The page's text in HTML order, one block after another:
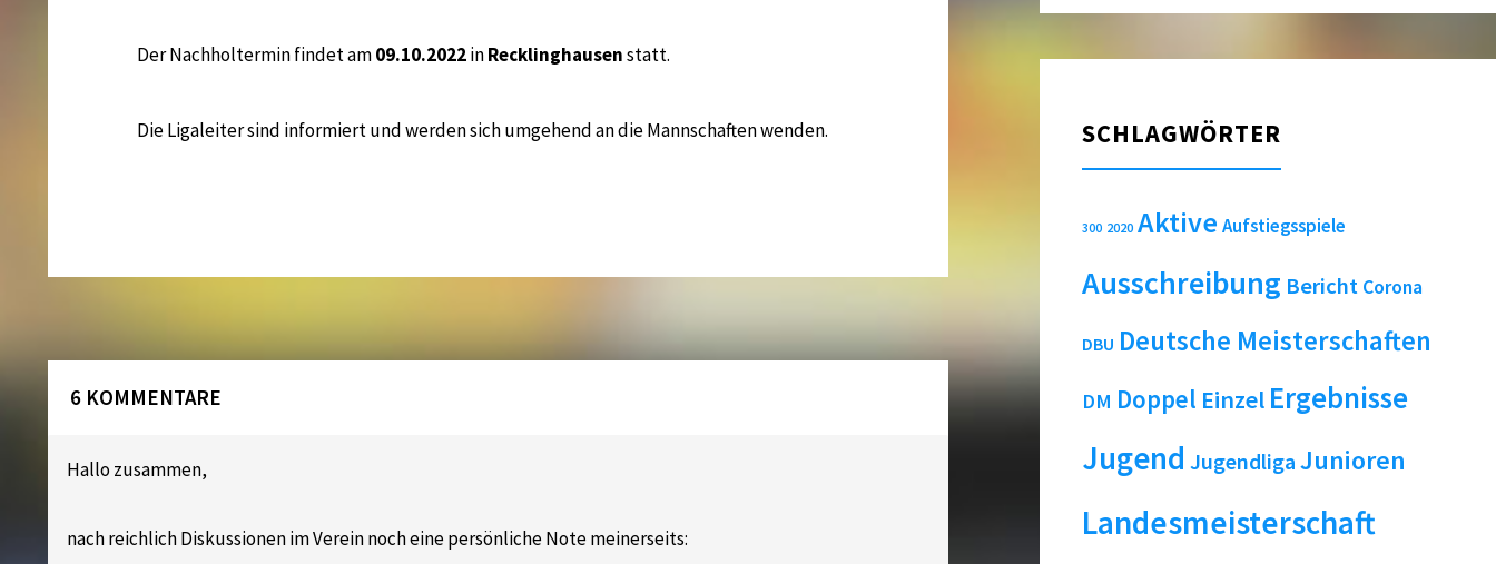
Der Nachholtermin findet am09.10.2022inRecklinghausenstatt.
Die Ligaleiter sind informiert und werden sich umgehend an die Mannschaften wenden.
6 KOMMENTARE
Hallo zusammen,
nach reichlich Diskussionen im Verein noch eine persönliche Note meinerseits:
SCHLAGWÖRTER
300 2020 Aktive Aufstiegsspiele
Ausschreibung Bericht Corona
DBU Deutsche Meisterschaften
DM Doppel Einzel Ergebnisse
Jugend Jugendliga Junioren
Landesmeisterschaft